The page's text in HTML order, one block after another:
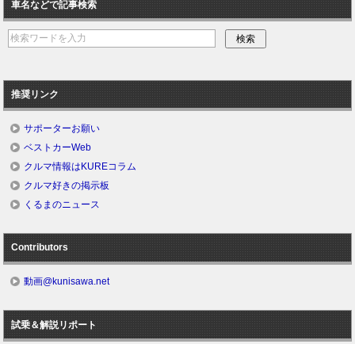
車名などで記事検索
推奨リンク
サポーターお願い
ベストカーWeb
クルマ情報はKUREコラム
クルマ好きの掲示板
くるまのニュース
Contributors
動画@kunisawa.net
試乗＆解説リポート